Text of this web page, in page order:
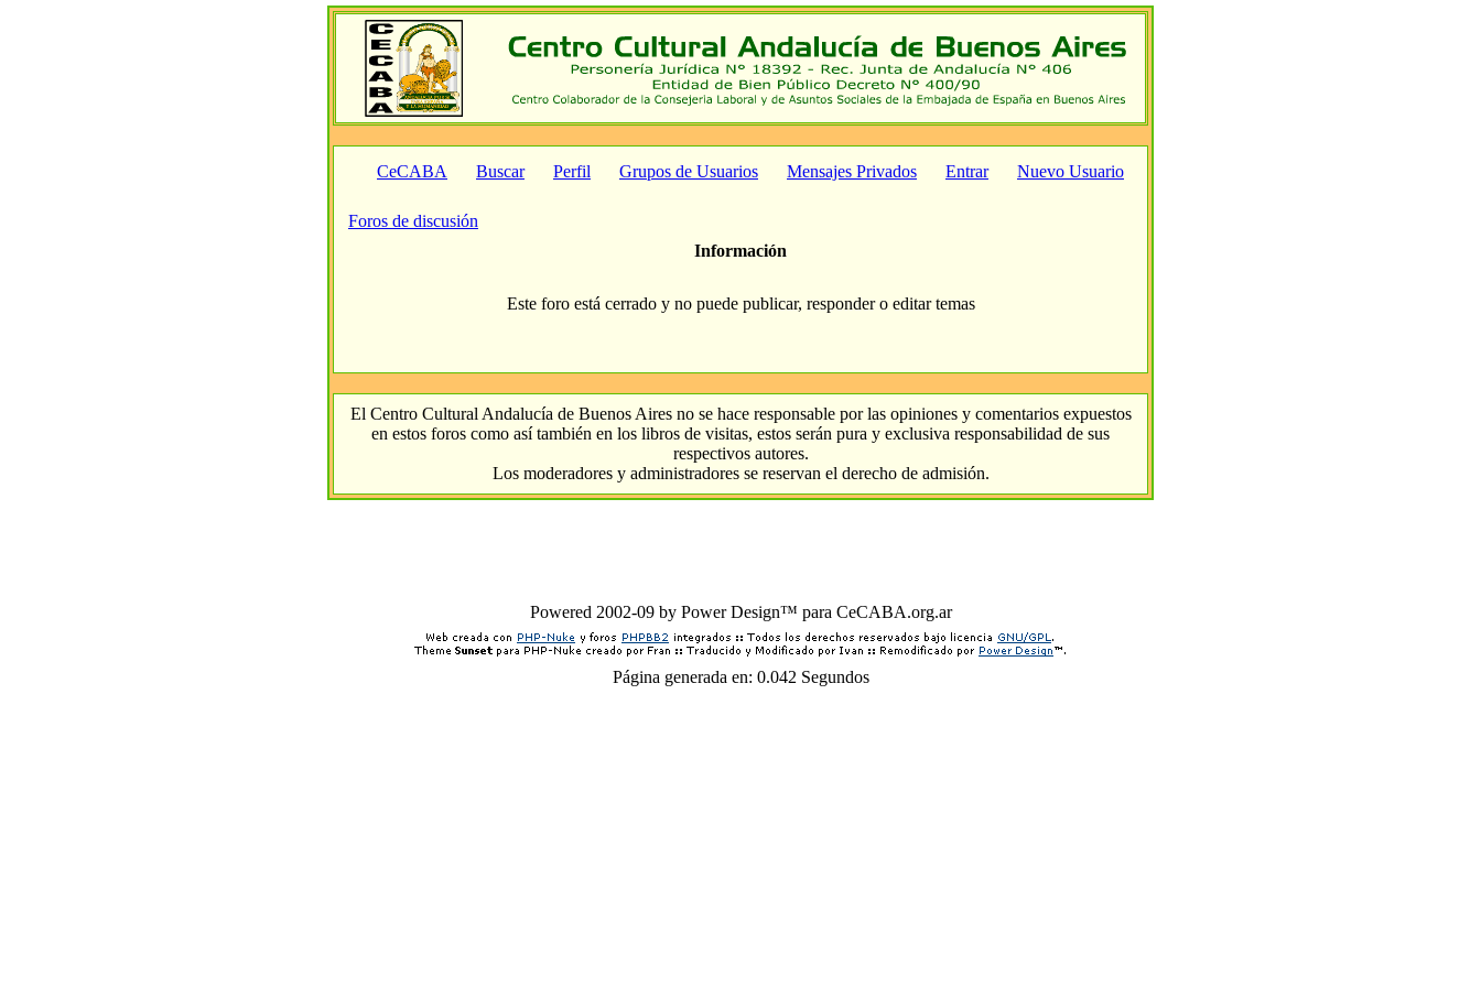
CeCABA Buscar Perfil Grupos de Usuarios Mensajes Privados Entrar Nuevo Usuario
Foros de discusión
Información
Este foro está cerrado y no puede publicar, responder o editar temas
El Centro Cultural Andalucía de Buenos Aires no se hace responsable por las opiniones y comentarios expuestos
en estos foros como así también en los libros de visitas, estos serán pura y exclusiva responsabilidad de sus
respectivos autores.
Los moderadores y administradores se reservan el derecho de admisión.
Powered 2002-09 by Power Design™ para CeCABA.org.ar
Página generada en: 0.042 Segundos